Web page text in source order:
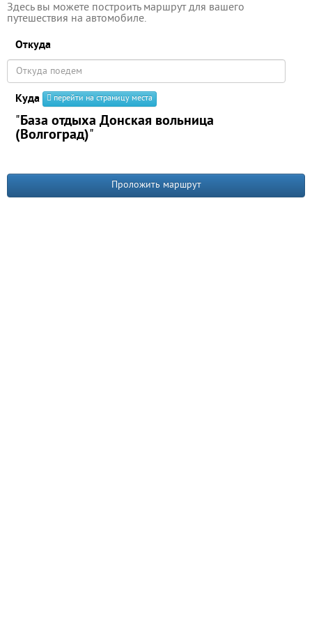
Здесь вы можете построить маршрут для вашего
путешествия на автомобиле.
Откуда
Куда перейти на страницу места
"База отдыха Донская вольница
(Волгоград)"
Проложить маршрут